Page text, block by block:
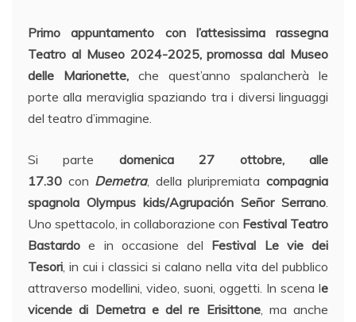
Primo appuntamento con l’attesissima rassegna
Teatro al Museo 2024-2025, promossa dal Museo
delle Marionette, che quest’anno spalancherà le
porte alla meraviglia spaziando tra i diversi linguaggi
del teatro d’immagine.
Si parte domenica 27 ottobre, alle
17.30 con Demetra, della pluripremiatacompagnia
spagnola Olympus kids/Agrupación Señor Serrano.
Uno spettacolo, in collaborazione con Festival Teatro
Bastardo e in occasione del Festival Le vie dei
Tesori, in cui i classici si calano nella vita del pubblico
attraverso modellini, video, suoni, oggetti. In scena le
vicende di Demetra e del re Erisittone, ma anche